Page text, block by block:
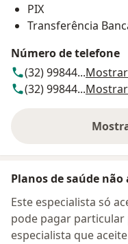
PIX
Transferência
Número de telefone
(32) 99844...
(32) 99844...
Planos de saúde não
Este especialista só
pode pagar
especialista que